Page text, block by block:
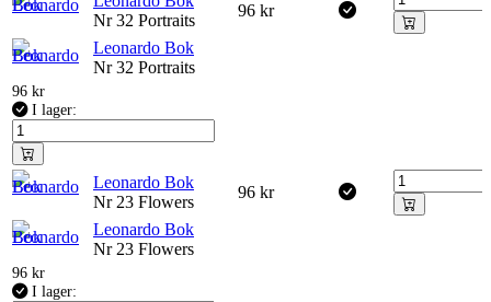
Nr 32 Portraits
96 kr
Leonardo Bok
Nr 32 Portraits
96 kr
I lager:
Leonardo Bok
Nr 23 Flowers
96 kr
Leonardo Bok
Nr 23 Flowers
96 kr
I lager: